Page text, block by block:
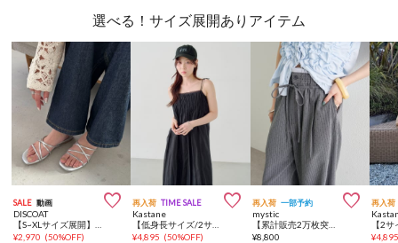
選べる！サイズ展開ありアイテム
SALE 動画 
DISCOAT
¥2,970 (50%OFF)
再入荷 TIME SALE 
Kastane
¥4,895 (50%OFF)
再入荷 一部予約 
mystic
【累計販売2万枚突破】《WEB限定NVY・PSサイズ登場/4サイズ展開》ラインストーンWベルトパンツ
¥8,800
再入荷
¥